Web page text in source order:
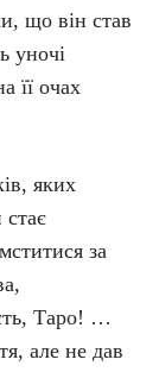
що він став
уночі
її очах
яких
стає
за
Таро! …
але не дав